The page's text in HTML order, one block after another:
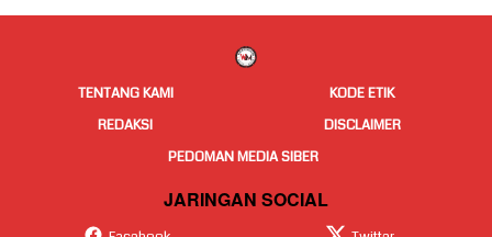
TENTANG KAMI
KODE ETIK
REDAKSI
DISCLAIMER
PEDOMAN MEDIA SIBER
JARINGAN SOCIAL